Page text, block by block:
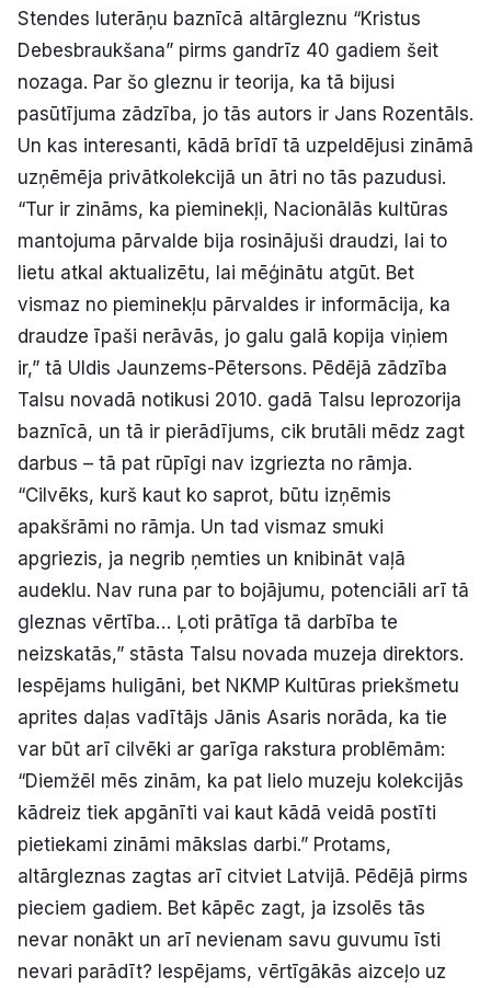
Stendes luterāņu baznīcā altārgleznu “Kristus
Debesbraukšana” pirms gandrīz 40 gadiem šeit
nozaga. Par šo gleznu ir teorija, ka tā bijusi
pasūtījuma zādzība, jo tās autors ir Jans Rozentāls.
Un kas interesanti, kādā brīdī tā uzpeldējusi zināmā
uzņēmēja privātkolekcijā un ātri no tās pazudusi.
“Tur ir zināms, ka pieminekļi, Nacionālās kultūras
mantojuma pārvalde bija rosinājuši draudzi, lai to
lietu atkal aktualizētu, lai mēģinātu atgūt. Bet
vismaz no pieminekļu pārvaldes ir informācija, ka
draudze īpaši nerāvās, jo galu galā kopija viņiem
ir,” tā Uldis Jaunzems-Pētersons. Pēdējā zādzība
Talsu novadā notikusi 2010. gadā Talsu leprozorija
baznīcā, un tā ir pierādījums, cik brutāli mēdz zagt
darbus – tā pat rūpīgi nav izgriezta no rāmja.
“Cilvēks, kurš kaut ko saprot, būtu izņēmis
apakšrāmi no rāmja. Un tad vismaz smuki
apgriezis, ja negrib ņemties un knibināt vaļā
audeklu. Nav runa par to bojājumu, potenciāli arī tā
gleznas vērtība… Ļoti prātīga tā darbība te
neizskatās,” stāsta Talsu novada muzeja direktors.
Iespējams huligāni, bet NKMP Kultūras priekšmetu
aprites daļas vadītājs Jānis Asaris norāda, ka tie
var būt arī cilvēki ar garīga rakstura problēmām:
“Diemžēl mēs zinām, ka pat lielo muzeju kolekcijās
kādreiz tiek apgānīti vai kaut kādā veidā postīti
pietiekami zināmi mākslas darbi.” Protams,
altārgleznas zagtas arī citviet Latvijā. Pēdējā pirms
pieciem gadiem. Bet kāpēc zagt, ja izsolēs tās
nevar nonākt un arī nevienam savu guvumu īsti
nevari parādīt? Iespējams, vērtīgākās aizceļo uz